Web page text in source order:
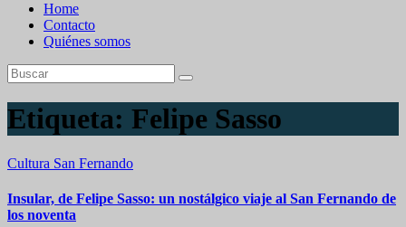
Home
Contacto
Quiénes somos
Etiqueta: Felipe Sasso
Cultura San Fernando
Insular, de Felipe Sasso: un nostálgico viaje al San Fernando de
los noventa